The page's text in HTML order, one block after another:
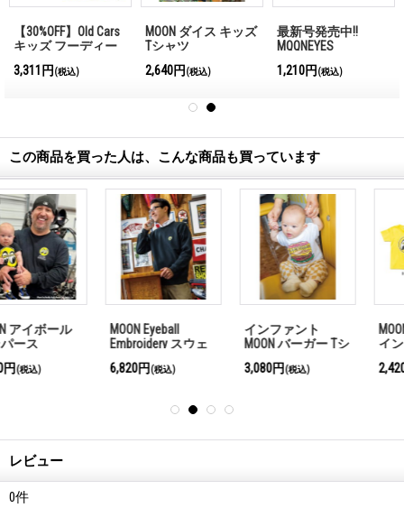
【30%OFF】Old Cars
キッズ フーディー
3,311円 (税込)
MOON ダイス キッズ
Tシャツ
2,640円 (税込)
最新号発売中!!
MQQNEYES
Magazine No.28 2026
1,210円 (税込)
この商品を買った人は、こんな商品も買っています
MOON Eyeball
Embroidery スウェ
6,820円
インファント
MOON バーガー Tシ
3,080円
MOON アイボール
インファント Tシ
2,420円
レビュー
0件